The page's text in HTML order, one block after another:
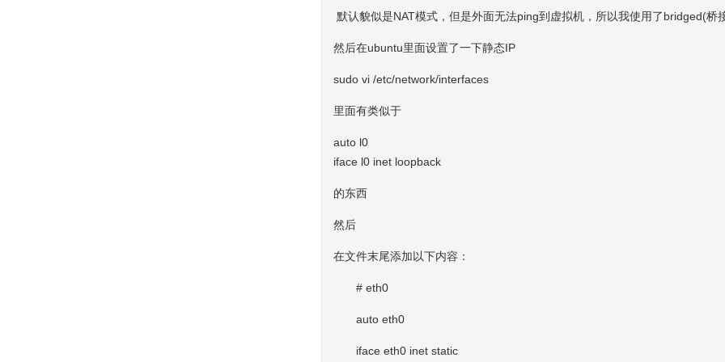
默认貌似是NAT模式，但是外面无法ping到虚拟机，所以我使用了bridged(桥
然后在ubuntu里面设置了一下静态IP
sudo vi /etc/network/interfaces
里面有类似于
auto l0
iface l0 inet loopback
的东西
然后
在文件末尾添加以下内容：
# eth0
auto eth0
iface eth0 inet static